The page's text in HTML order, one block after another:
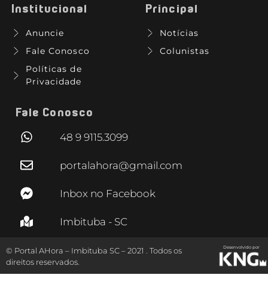
Institucional
Anuncie
Fale Conosco
Políticas de
Privacidade
Principal
Notícias
Colunistas
Fale Conosco
48 9 9115.3099
portalahora@gmail.com
Inbox no Facebook
Imbituba - SC
© Portal AHora – Imbituba SC – 2021 . Todos os
direitos reservados.
Desenvolvido por